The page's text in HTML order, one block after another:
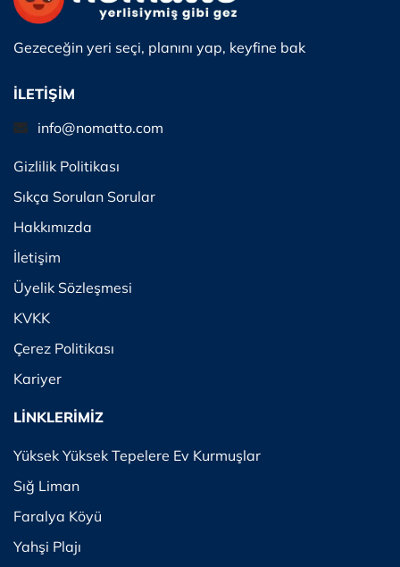
Gezeceğin yeri seçi, planını yap, keyfine bak
İLETİŞİM
info@nomatto.com
Gizlilik Politikası
Sıkça Sorulan Sorular
Hakkımızda
İletişim
Üyelik Sözleşmesi
KVKK
Çerez Politikası
Kariyer
LİNKLERİMİZ
Yüksek Yüksek Tepelere Ev Kurmuşlar
Sığ Liman
Faralya Köyü
Yahşi Plajı